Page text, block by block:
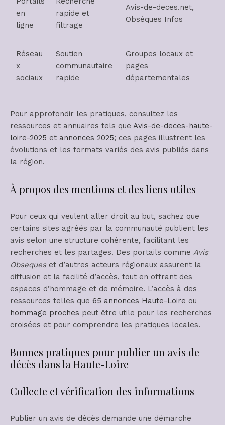
en
ligne
rapide et
filtrage
Avis-de-deces.net,
Obsèques Infos
Réseau
x
sociaux
Soutien
communautaire
rapide
Groupes locaux et
pages
départementales
Pour approfondir les pratiques, consultez les
ressources et annuaires tels que Avis-de-deces-haute-
loire-2025 et annonces 2025; ces pages illustrent les
évolutions et les formats variés des avis publiés dans
la région.
À propos des mentions et des liens utiles
Pour ceux qui veulent aller droit au but, sachez que
certains sites agréés par la communauté publient les
avis selon une structure cohérente, facilitant les
recherches et les partages. Des portails comme Avis
Obsequeset d’autres acteurs régionaux assurent la
diffusion et la facilité d’accès, tout en offrant des
espaces d’hommage et de mémoire. L’accès à des
ressources telles que 65 annonces Haute-Loire ou
hommage proches peut être utile pour les recherches
croisées et pour comprendre les pratiques locales.
Bonnes pratiques pour publier un avis de
décès dans la Haute-Loire
Collecte et vérification des informations
Publier un avis de décès demande une démarche